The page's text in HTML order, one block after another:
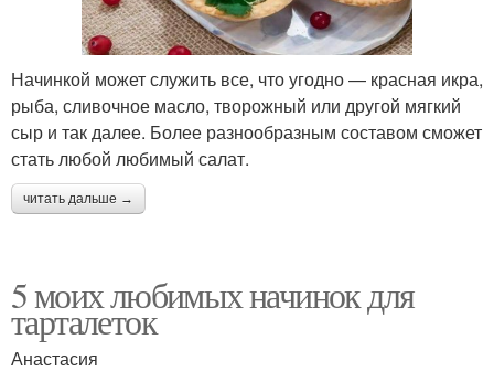
Начинкой может служить все, что угодно — красная икра,
рыба, сливочное масло, творожный или другой мягкий
сыр и так далее. Более разнообразным составом сможет
стать любой любимый салат.
читать дальше →
5 моих любимых начинок для
тарталеток
Анастасия